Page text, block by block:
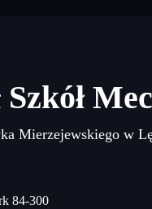
Szkół
Mierzejewskiego w
84-300